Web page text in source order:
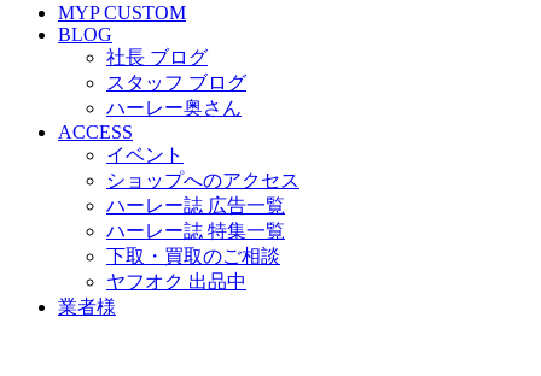
MYP CUSTOM
BLOG
社長 ブログ
スタッフ ブログ
ハーレー奥さん
ACCESS
イベント
ショップへのアクセス
ハーレー誌 広告一覧
ハーレー誌 特集一覧
下取・買取のご相談
ヤフオク 出品中
業者様